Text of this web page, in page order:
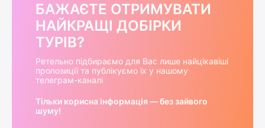
БАЖАЄТЕ ОТРИМУВАТИ
НАЙКРАЩІ ДОБІРКИ
ТУРІВ?
Ретельно підбираємо для Вас лише найцікавіші
пропозиції та публікуємо їх у нашому
телеграм-каналі
Тільки корисна інформація — без зайвого
шуму!